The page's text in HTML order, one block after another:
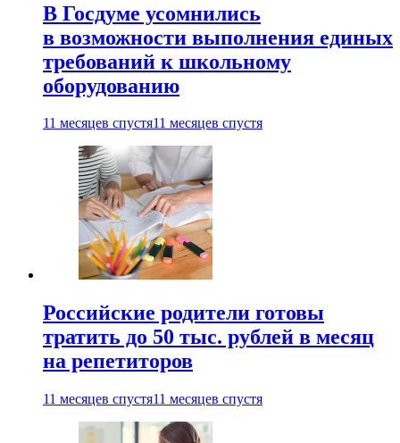
В Госдуме усомнились
в возможности выполнения единых
требований к школьному
оборудованию
11 месяцев спустя11 месяцев спустя
Российские родители готовы
тратить до 50 тыс. рублей в месяц
на репетиторов
11 месяцев спустя11 месяцев спустя